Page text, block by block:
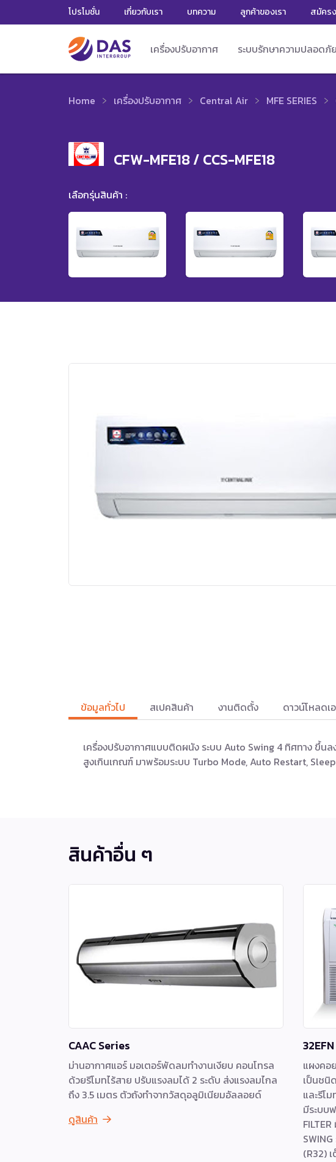
โปรโมชั่น เกี่ยวกับเรา บทความ ลูกค้าของเรา สมัคร
เครื่องปรับอากาศ ระบบรักษาความปลอดภัย
Home เครื่องปรับอากาศ Central Air MFE SERIES
CFW-MFE18 / CCS-MFE18
เลือกรุ่นสินค้า :
ข้อมูลทั่วไป สเปคสินค้า งานติดตั้ง ดาวน์โหลดเ
เครื่องปรับอากาศแบบติดผนัง ระบบ Auto Swing 4 ทิศทาง ขึ้
สูงเกินเกณฑ์ มาพร้อมระบบ Turbo Mode, Auto Restart,
สินค้าอื่น ๆ
CAAC Series
ม่านอากาศแอร์ มอเตอร์พัดลมทำงานเงียบ คอนโทรล
ด้วยรีโมทไร้สาย ปรับแรงลมได้ 2 ระดับ ส่งแรงลมไกล
ถึง 3.5 เมตร ตัวถังทำจากวัสดุอลูมิเนียมอัลลอยด์
ดูสินค้า
แผงคอ
เป็นชนิ
และรีโ
มีระบบ
(R32)